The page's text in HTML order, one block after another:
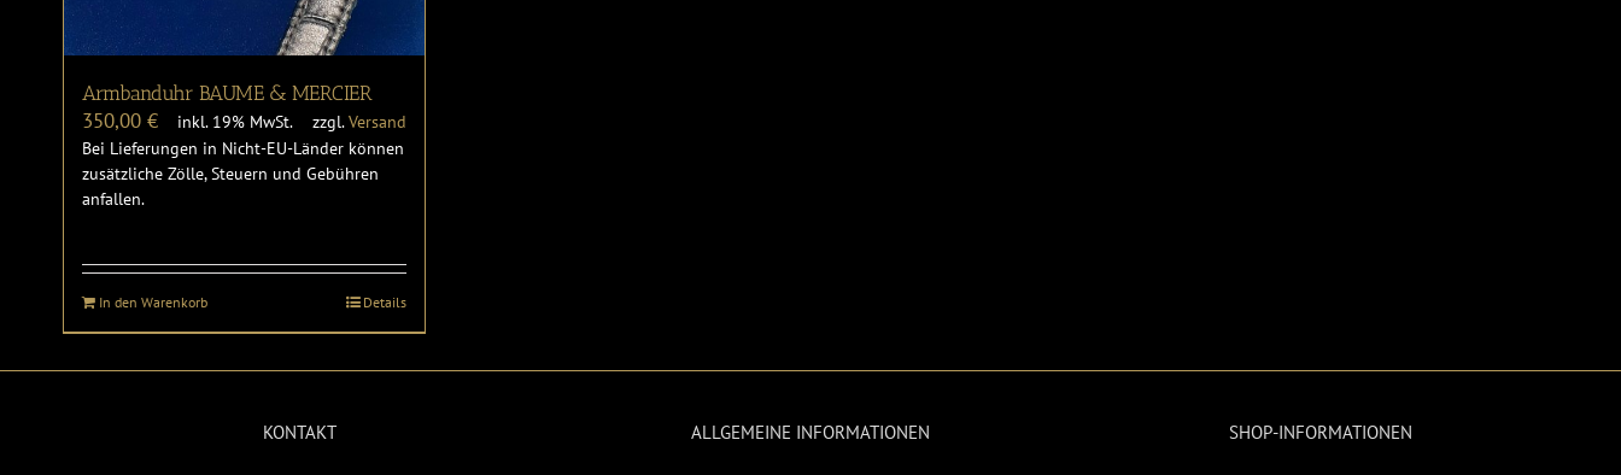
Armbanduhr BAUME & MERCIER
350,00 € inkl. 19% MwSt. zzgl.Versand
Bei Lieferungen in Nicht-EU-Länder können
zusätzliche Zölle, Steuern und Gebühren
anfallen.
In den Warenkorb Details
KONTAKT ALLGEMEINE INFORMATIONEN SHOP-INFORMATIONEN